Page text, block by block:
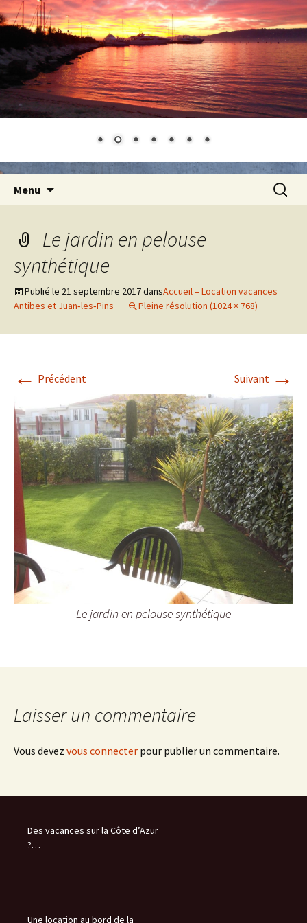
Menu
Le jardin en pelouse
synthétique
Publié le 21 septembre 2017dansAccueil – Location vacances
Antibes et Juan‑les‑Pins
Pleine résolution (1024 × 768)
← Précédent Suivant →
Le jardin en pelouse synthétique
Laisser un commentaire
Vous devez vous connecter pour publier un commentaire.
Des vacances sur la Côte d’Azur
?…
Une location au bord de la